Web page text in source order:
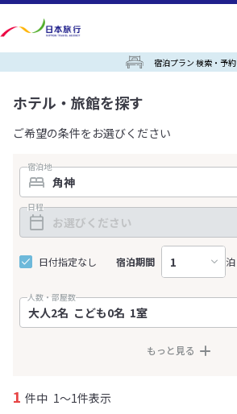
宿泊プラン 検索・予約
ホテル・旅館を探す
ご希望の条件をお選びください
宿泊地
日程
日付指定なし 宿泊期間 泊
人数・部屋数
もっと見る
1 件中 1～1件表示